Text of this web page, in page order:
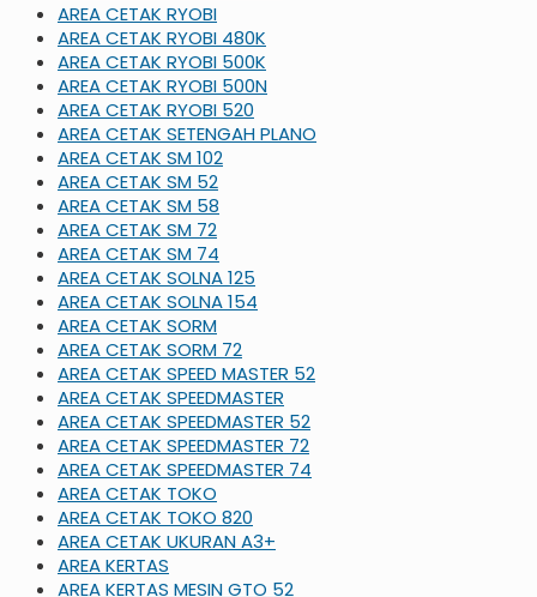
AREA CETAK RYOBI
AREA CETAK RYOBI 480K
AREA CETAK RYOBI 500K
AREA CETAK RYOBI 500N
AREA CETAK RYOBI 520
AREA CETAK SETENGAH PLANO
AREA CETAK SM 102
AREA CETAK SM 52
AREA CETAK SM 58
AREA CETAK SM 72
AREA CETAK SM 74
AREA CETAK SOLNA 125
AREA CETAK SOLNA 154
AREA CETAK SORM
AREA CETAK SORM 72
AREA CETAK SPEED MASTER 52
AREA CETAK SPEEDMASTER
AREA CETAK SPEEDMASTER 52
AREA CETAK SPEEDMASTER 72
AREA CETAK SPEEDMASTER 74
AREA CETAK TOKO
AREA CETAK TOKO 820
AREA CETAK UKURAN A3+
AREA KERTAS
AREA KERTAS MESIN GTO 52